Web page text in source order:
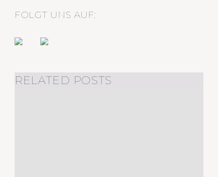
FOLGT UNS AUF:
RELATED POSTS